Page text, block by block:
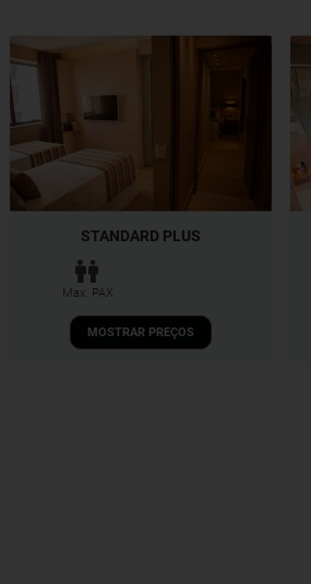
STANDARD PLUS
Max. PAX
MOSTRAR PREÇOS